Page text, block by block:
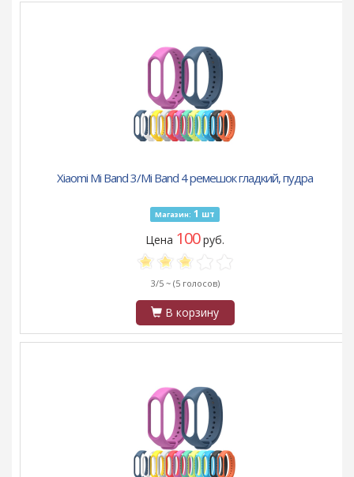
Xiaomi Mi Band 3/Mi Band 4 ремешок гладкий, пудра
Магазин: 1 шт
Цена 100руб.
3/5 ~ (5 голосов)
В корзину